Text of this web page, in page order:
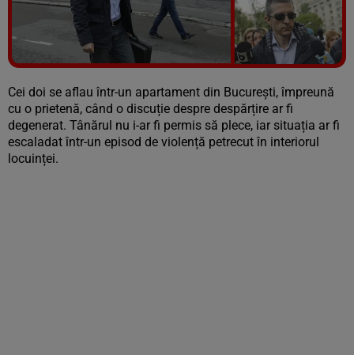
Vezi galeria foto
8 poze
Cei doi se aflau într-un apartament din București, împreună
cu o prietenă, când o discuție despre despărțire ar fi
degenerat. Tânărul nu i-ar fi permis să plece, iar situația ar fi
escaladat într-un episod de violență petrecut în interiorul
locuinței.